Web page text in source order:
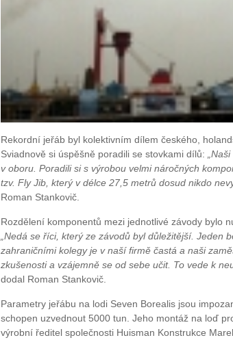
Rekordní jeřáb byl kolektivním dílem českého,
Sviadnově si úspěšně poradili se stovkami dílů:
v oboru. Poradili si s výrobou velmi náročných
tzv. Fly Jib, který v délce 27,5 metrů dosud nikdo
Roman Stankovič.
Rozdělení komponentů mezi jednotlivé závody bylo
„Nedá se říci, který ze závodů byl důležitější. Jeden
zahraničními kolegy je v naší firmě častá a naši
zkušenosti a vzájemně se od sebe učit. To vede k
dodal Roman Stankovič.
Parametry jeřábu na lodi Seven Borealis jsou
schopen uzvednout 5000 tun. Jeho montáž na loď
výrobní ředitel společnosti Huisman Konstrukce